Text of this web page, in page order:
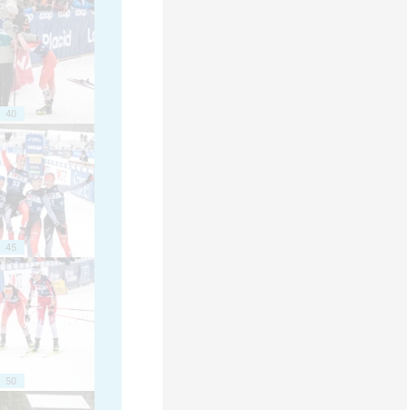
40
45
50